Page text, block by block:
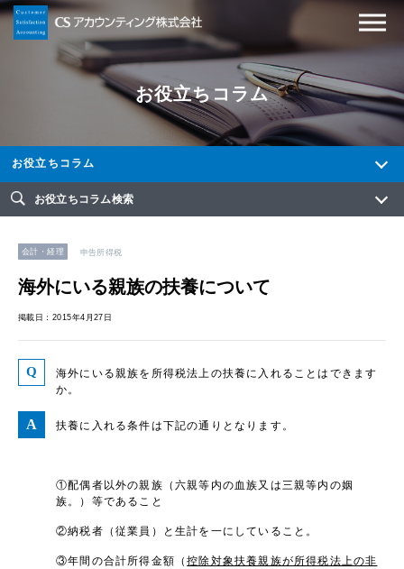
お役立ちコラム
お役立ちコラム
お役立ちコラム検索
会計・経理 申告所得税
海外にいる親族の扶養について
掲載日：2015年4月27日
海外にいる親族を所得税法上の扶養に入れることはできます
か。
扶養に入れる条件は下記の通りとなります。
①配偶者以外の親族（六親等内の血族又は三親等内の姻
族。）等であること
②納税者（従業員）と生計を一にしていること。
③年間の合計所得金額（控除対象扶養親族が所得税法上の非